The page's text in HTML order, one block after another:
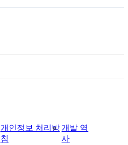
개인정보 처리방
침
개발 역
사